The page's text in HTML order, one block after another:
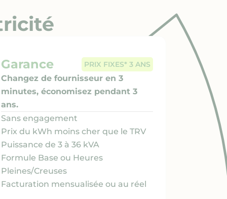
Garance PRIX FIXES* 3 ANS
Changez de fournisseur en 3
minutes, économisez pendant 3
ans.
Sans engagement
Prix du kWh moins cher que le TRV
Puissance de 3 à 36 kVA
Formule Base ou Heures
Pleines/Creuses
Facturation mensualisée ou au réel